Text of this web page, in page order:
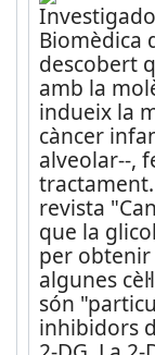
Biomèdica
descobert
amb la
indueix la
càncer
alveolar--,
revista
que la
per
algunes
són
inhibidors